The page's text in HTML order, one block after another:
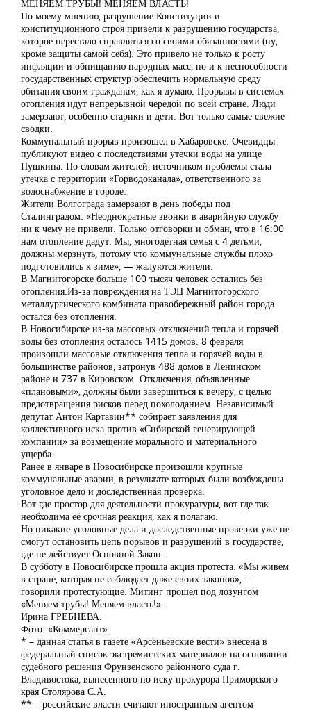
МЕНЯЕМ ТРУБЫ! МЕНЯЕМ ВЛАСТЬ!
По моему мнению, разрушение Конституции и
конституционного строя привели к разрушению государства,
которое перестало справляться со своими обязанностями (ну,
кроме защиты самой себя). Это привело не только к росту
инфляции и обнищанию народных масс, но и к неспособности
государственных структур обеспечить нормальную среду
обитания своим гражданам, как я думаю. Прорывы в системах
отопления идут непрерывной чередой по всей стране. Люди
замерзают, особенно старики и дети. Вот только самые свежие
сводки.
Коммунальный прорыв произошел в Хабаровске. Очевидцы
публикуют видео с последствиями утечки воды на улице
Пушкина. По словам жителей, источником проблемы стала
утечка с территории «Горводоканала», ответственного за
водоснабжение в городе.
Жители Волгограда замерзают в день победы под
Сталинградом. «Неоднократные звонки в аварийную службу
ни к чему не привели. Только отговорки и обман, что в 16:00
нам отопление дадут. Мы, многодетная семья с 4 детьми,
должны мерзнуть, потому что коммунальные службы плохо
подготовились к зиме», — жалуются жители.
В Магнитогорске больше 100 тысяч человек остались без
отопления.Из-за повреждения на ТЭЦ Магнитогорского
металлургического комбината правобережный район города
остался без отопления.
В Новосибирске из-за массовых отключений тепла и горячей
воды без отопления осталось 1415 домов. 8 февраля
произошли массовые отключения тепла и горячей воды в
большинстве районов, затронув 488 домов в Ленинском
районе и 737 в Кировском. Отключения, объявленные
«плановыми», должны были завершиться к вечеру, с целью
предотвращения рисков перед похолоданием. Независимый
депутат Антон Картавин** собирает заявления для
коллективного иска против «Сибирской генерирующей
компании» за возмещение морального и материального
ущерба.
Ранее в январе в Новосибирске произошли крупные
коммунальные аварии, в результате которых были возбуждены
уголовное дело и доследственная проверка.
Вот где простор для деятельности прокуратуры, вот где так
необходима её срочная реакция, как я полагаю.
Но никакие уголовные дела и доследственные проверки уже не
смогут остановить цепь порывов и разрушений в государстве,
где не действует Основной Закон.
В субботу в Новосибирске прошла акция протеста. «Мы живем
в стране, которая не соблюдает даже своих законов», —
говорили протестующие. Митинг прошел под лозунгом
«Меняем трубы! Меняем власть!».
Ирина ГРЕБНЕВА.
Фото: «Коммерсант».
* – данная статья в газете «Арсеньевские вести» внесена в
федеральный список экстремистских материалов на основании
судебного решения Фрунзенского районного суда г.
Владивостока, вынесенного по иску прокурора Приморского
края Столярова С.А.
** – российские власти считают иностранным агентом